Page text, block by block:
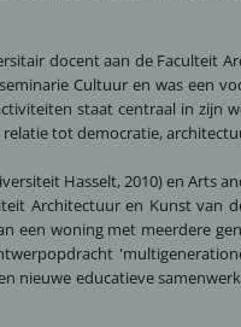
docent aan de Faculteit
Cultuur en was een
staat centraal in zijn
tot democratie,
Hasselt, 2010) en Arts
Architectuur en Kunst van
een woning met meerdere
nieuwe educatieve